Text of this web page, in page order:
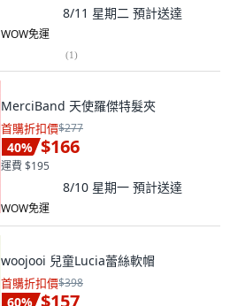
8/11 星期二 預計送達
WOW免運
(1)
MerciBand 天使羅傑特髮夾
首購折扣價$277
40% $166
運費 $195
8/10 星期一 預計送達
WOW免運
woojooi 兒童Lucia蕾絲軟帽
首購折扣價$398
60% $157